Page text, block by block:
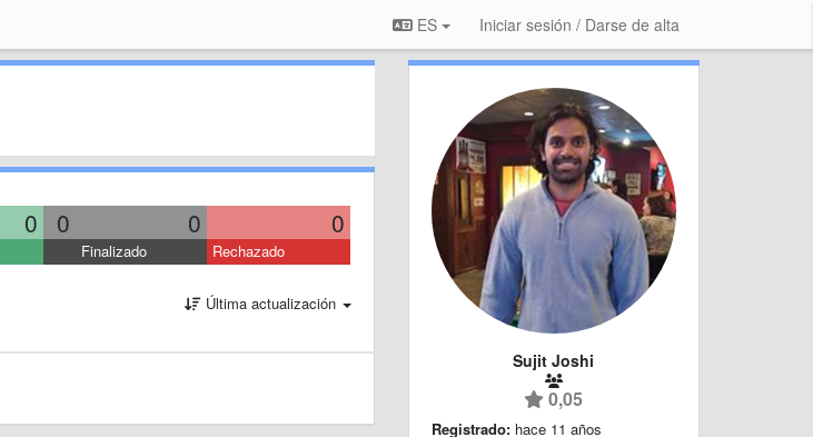
ES Iniciar sesión / Darse de alta
0 0 0 0
Finalizado Rechazado
Última actualización
Sujit Joshi
0,05
Registrado: hace 11 años